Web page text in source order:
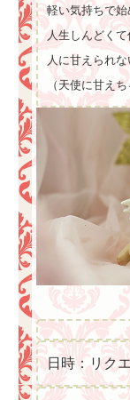
軽い気持ちで始
人生しんどく
人に甘えられ
（天使に甘え
日時：リク